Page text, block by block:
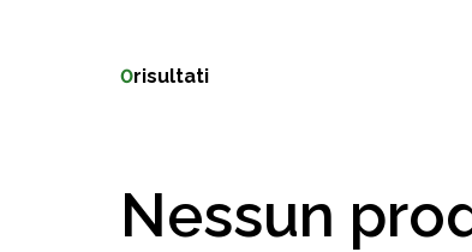
0risultati
Nessun